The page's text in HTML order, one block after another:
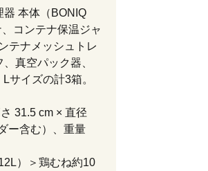
器 本体（BONIQ
コンテナ保温ジャ
テナメッシュトレ
真空パック器、
サイズの計3箱。
31.5 cm × 直径
ー含む）、重量
）＞鶏むね約10